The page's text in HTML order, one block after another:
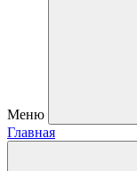
Меню
Главная